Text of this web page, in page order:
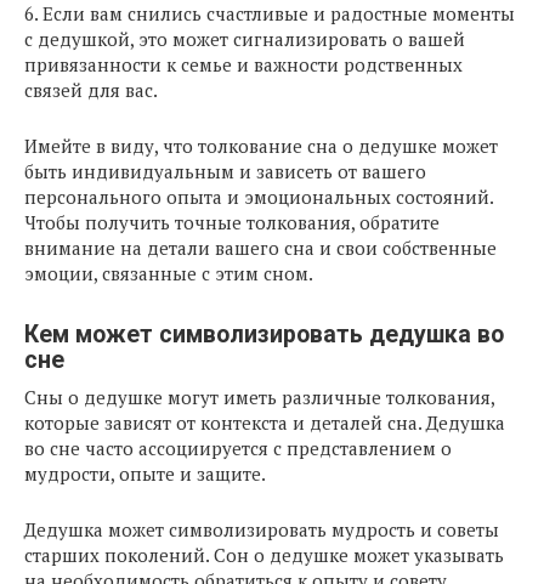
6. Если вам снились счастливые и радостные моменты
с дедушкой, это может сигнализировать о вашей
привязанности к семье и важности родственных
связей для вас.
Имейте в виду, что толкование сна о дедушке может
быть индивидуальным и зависеть от вашего
персонального опыта и эмоциональных состояний.
Чтобы получить точные толкования, обратите
внимание на детали вашего сна и свои собственные
эмоции, связанные с этим сном.
Кем может символизировать дедушка во
сне
Сны о дедушке могут иметь различные толкования,
которые зависят от контекста и деталей сна. Дедушка
во сне часто ассоциируется с представлением о
мудрости, опыте и защите.
Дедушка может символизировать мудрость и советы
старших поколений. Сон о дедушке может указывать